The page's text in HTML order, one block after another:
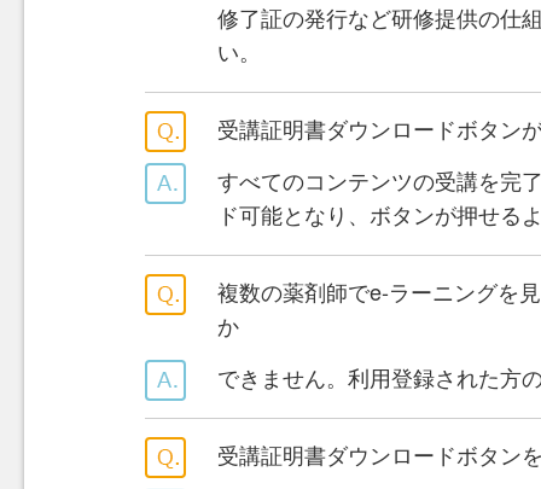
修了証の発行など研修提供の仕
い。
受講証明書ダウンロードボタン
すべてのコンテンツの受講を完
ド可能となり、ボタンが押せる
複数の薬剤師でe-ラーニングを
か
できません。利用登録された方
受講証明書ダウンロードボタン